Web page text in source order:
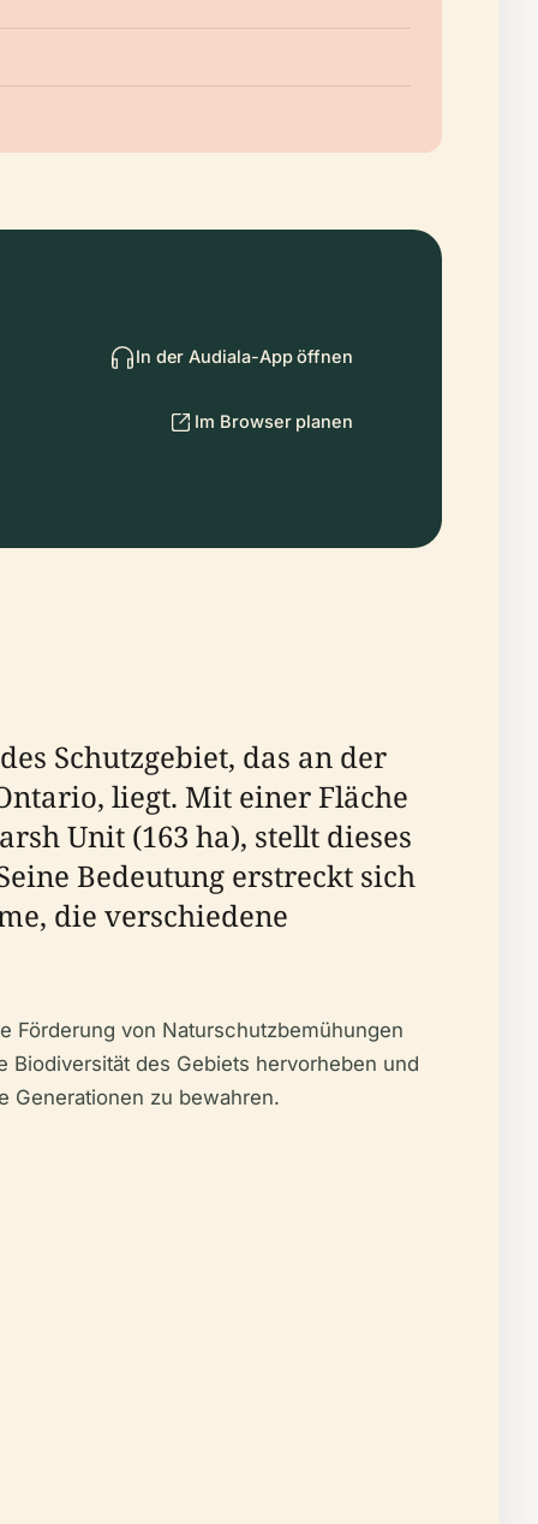
In der Audiala-App öffnen
Im Browser planen
Schutzgebiet, das an der
liegt. Mit einer Fläche
Unit (163 ha), stellt dieses
Bedeutung erstreckt sich
die verschiedene
Förderung von Naturschutzbemühungen
des Gebiets hervorheben und
Generationen zu bewahren.